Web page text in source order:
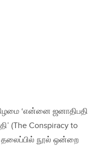
‘என்னை ஜனாதிபதி
(The Conspiracy to
தலைப்பில் நூல் ஒன்றை